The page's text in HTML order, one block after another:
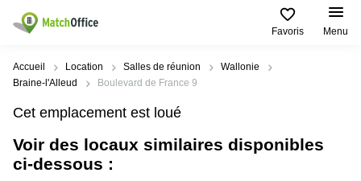
Favoris Menu
Rechercher / publier
Types
d'espaces
Bureaux
Villes
Populaires
Alost
Recherches
populaires
Bureau
a louer
Aide
Qui sommes-nous?
Accueil Location Salles de réunion
Wallonie
Braine-l'Alleud
Boulevard de France 9
Cet emplacement est loué
Voir des locaux similaires disponibles
ci-dessous :